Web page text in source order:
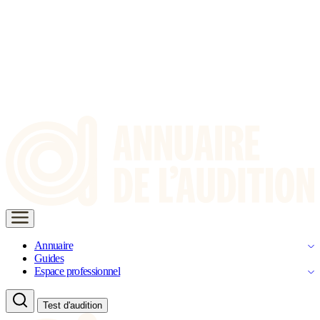
Annuaire
Guides
Espace professionnel
Test d'audition